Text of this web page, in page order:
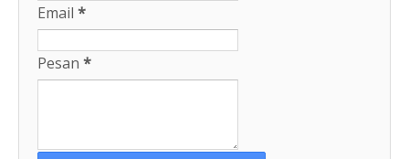
Email *
Pesan *